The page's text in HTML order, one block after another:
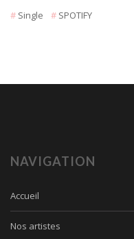
Single
SPOTIFY
NAVIGATION
Accueil
Nos artistes